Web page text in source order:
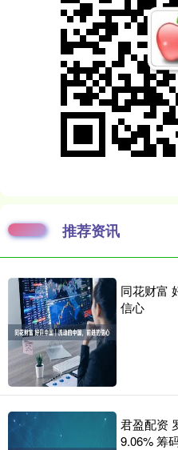
推荐资讯
同花财富
信心
君盈配资
9.06% 筹